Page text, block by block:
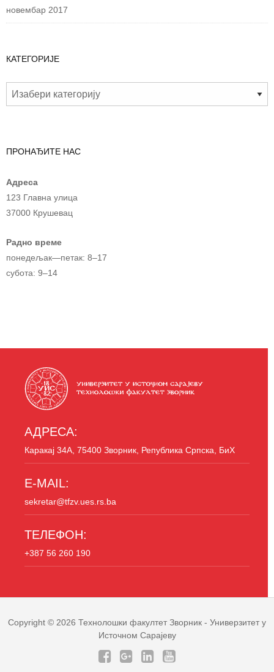
новембар 2017
КАТЕГОРИЈЕ
ПРОНАЂИТЕ НАС
Адреса
123 Главна улица
37000 Крушевац
Радно време
понедељак—петак: 8–17
субота: 9–14
АДРЕСА:
Каракај 34A, 75400 Зворник, Република Српска, БиХ
E-MAIL:
sekretar@tfzv.ues.rs.ba
ТЕЛЕФОН:
+387 56 260 190
Copyright © 2026 Технолошки факултет Зворник - Универзитет у
Источном Сарајеву